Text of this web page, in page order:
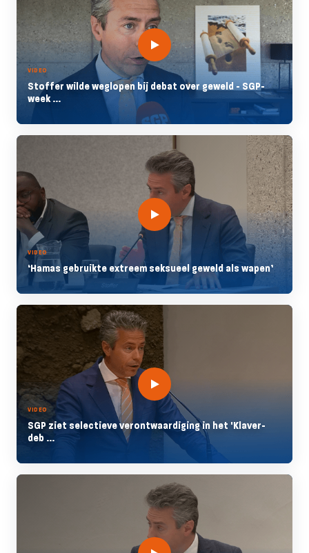
VIDEO
Stoffer wilde weglopen bij debat over geweld - SGP-
week ...
VIDEO
‘Hamas gebruikte extreem seksueel geweld als wapen’
VIDEO
SGP ziet selectieve verontwaardiging in het 'Klaver-
deb ...